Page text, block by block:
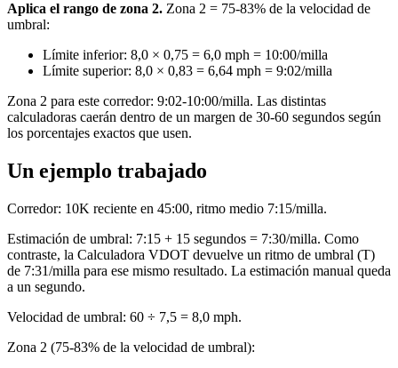
Aplica el rango de zona 2. Zona 2 = 75-83% de la velocidad de
umbral:
Límite inferior: 8,0 × 0,75 = 6,0 mph = 10:00/milla
Límite superior: 8,0 × 0,83 = 6,64 mph = 9:02/milla
Zona 2 para este corredor: 9:02-10:00/milla. Las distintas
calculadoras caerán dentro de un margen de 30-60 segundos según
los porcentajes exactos que usen.
Un ejemplo trabajado
Corredor: 10K reciente en 45:00, ritmo medio 7:15/milla.
Estimación de umbral: 7:15 + 15 segundos = 7:30/milla. Como
contraste, la Calculadora VDOT devuelve un ritmo de umbral (T)
de 7:31/milla para ese mismo resultado. La estimación manual queda
a un segundo.
Velocidad de umbral: 60 ÷ 7,5 = 8,0 mph.
Zona 2 (75-83% de la velocidad de umbral):